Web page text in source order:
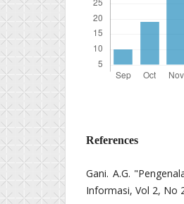
References
Gani. A.G.
Informasi, Vol 2, No